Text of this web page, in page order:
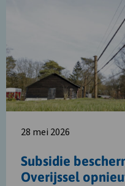
Subsidie
Overijssel
28 mei 2026
hoefdieren
in
Overijssel
opnieuw
geopend